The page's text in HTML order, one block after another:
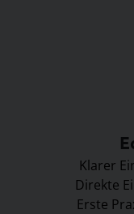
Klarer
Direkte
Erste